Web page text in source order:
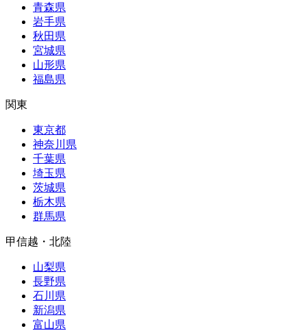
青森県
岩手県
秋田県
宮城県
山形県
福島県
関東
東京都
神奈川県
千葉県
埼玉県
茨城県
栃木県
群馬県
甲信越・北陸
山梨県
長野県
石川県
新潟県
富山県